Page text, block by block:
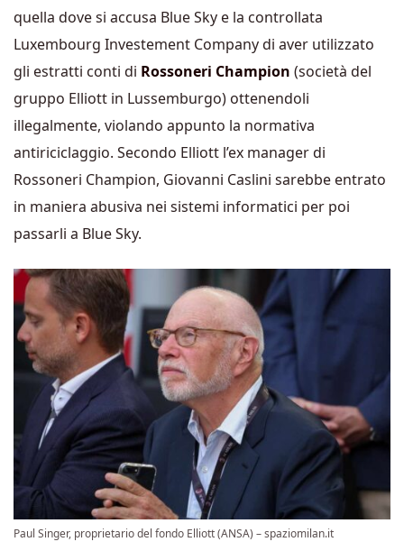
quella dove si accusa Blue Sky e la controllata
Luxembourg Investement Company di aver utilizzato
gli estratti conti di Rossoneri Champion (società del
gruppo Elliott in Lussemburgo) ottenendoli
illegalmente, violando appunto la normativa
antiriciclaggio. Secondo Elliott l’ex manager di
Rossoneri Champion, Giovanni Caslini sarebbe entrato
in maniera abusiva nei sistemi informatici per poi
passarli a Blue Sky.
Paul Singer, proprietario del fondo Elliott (ANSA) – spaziomilan.it